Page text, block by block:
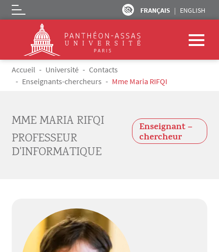
Aller au contenu principal
FRANÇAIS ENGLISH
Logo
Fil d'Ariane
Accueil Université
Contacts
Enseignants-chercheurs
Mme Maria RIFQI
MME MARIA RIFQI
PROFESSEUR
D'INFORMATIQUE
Enseignant –
chercheur